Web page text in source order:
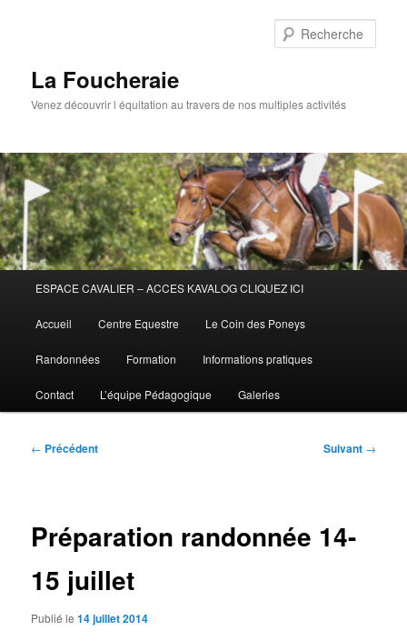
La Foucheraie
Venez découvrir l équitation au travers de nos multiples activités
principal
ESPACE CAVALIER – ACCES KAVALOG CLIQUEZ ICI
Accueil Centre Equestre Le Coin des Poneys
Randonnées Formation Informations pratiques
Contact L’équipe Pédagogique Galeries
Navigation
← Précédent Suivant →
Préparation randonnée 14-
15 juillet
Publié le14 juillet 2014